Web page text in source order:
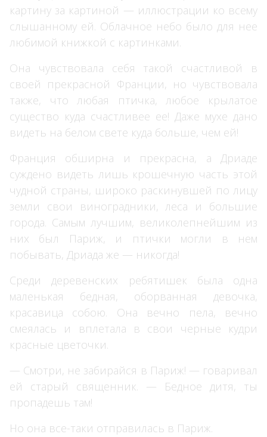
картину за картиной — иллюстрации ко всему
слышанному ей. Облачное небо было для нее
любимой книжкой с картинками.
Она чувствовала себя такой счастливой в
своей прекрасной Франции, но чувствовала
также, что любая птичка, любое крылатое
существо куда счастливее ее! Даже мухе дано
видеть на белом свете куда больше, чем ей!
Франция обширна и прекрасна, а Дриаде
суждено видеть лишь крошечную часть этой
чудной страны, широко раскинувшей по лицу
земли свои виноградники, леса и большие
города. Самым лучшим, великолепнейшим из
них был Париж, и птички могли в нем
побывать, Дриада же — никогда!
Среди деревенских ребятишек была одна
маленькая бедная, оборванная девочка,
красавица собою. Она вечно пела, вечно
смеялась и вплетала в свои черные кудри
красные цветочки.
— Смотри, не забирайся в Париж! — говаривал
ей старый священник. — Бедное дитя, ты
пропадешь там!
Но она все-таки отправилась в Париж.